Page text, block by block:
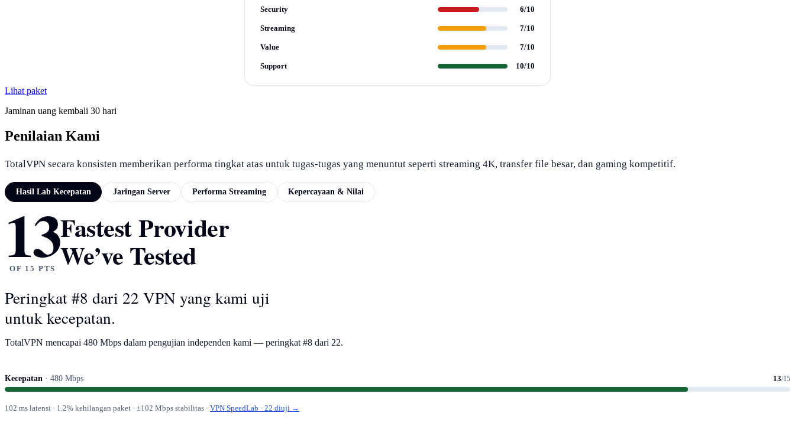
Security 6/10
Streaming 7/10
Value 7/10
Support 10/10
Lihat paket
Jaminan uang kembali 30 hari
Penilaian Kami
TotalVPN secara konsisten memberikan performa tingkat atas untuk tugas-tugas yang menuntut seperti streaming 4K, transfer file besar, dan gaming kompetitif.
Hasil Lab Kecepatan Jaringan Server Performa Streaming Kepercayaan & Nilai
13
OF 15 PTS
Fastest Provider
We’ve Tested
Peringkat #8 dari 22 VPN yang kami uji
untuk kecepatan.
TotalVPN mencapai 480 Mbps dalam pengujian independen kami — peringkat #8 dari 22.
Kecepatan · 480 Mbps 13/15
102 ms latensi · 1.2% kehilangan paket · ±102 Mbps stabilitas · VPN SpeedLab · 22 diuji →